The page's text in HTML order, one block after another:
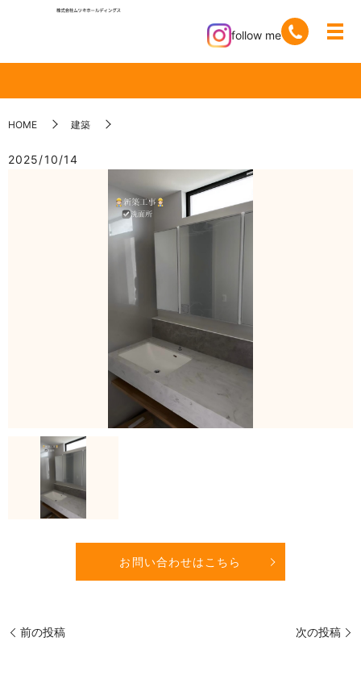
follow me
HOME 建築
2025/10/14
お問い合わせはこちら
前の投稿 次の投稿